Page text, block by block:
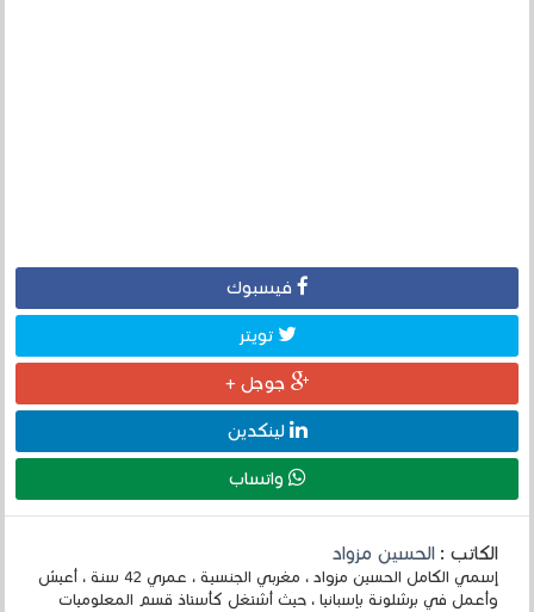
فيسبوك
تويتر
جوجل +
لينكدين
واتساب
الكاتب :الحسين مزواد
إسمي الكامل الحسين مزواد ، مغربي الجنسية ، عمري 42 سنة ، أعيش
وأعمل في برشلونة بإسبانيا ، حيث أشتغل كأستاذ قسم المعلوميات